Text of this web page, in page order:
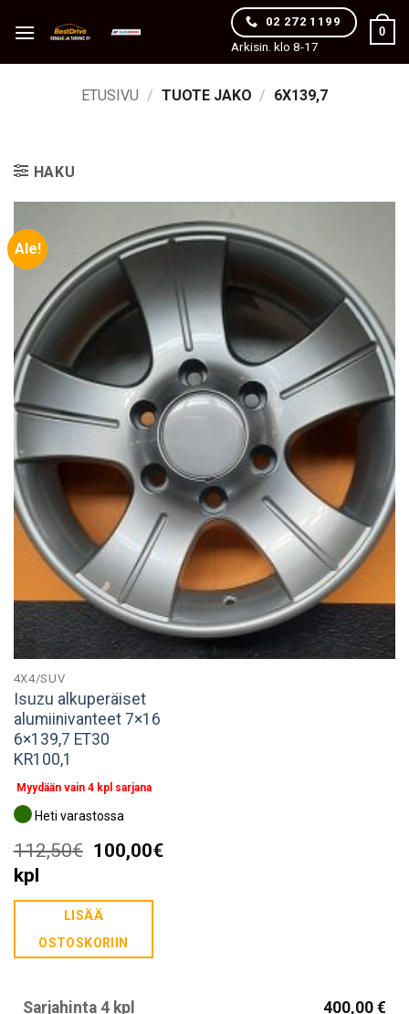
02 272 1199
Arkisin. klo 8-17
0
ETUSIVU / TUOTE JAKO / 6X139,7
HAKU
Ale!
4X4/SUV
Isuzu alkuperäiset
alumiinivanteet 7×16
6×139,7 ET30
KR100,1
Myydään vain 4 kpl sarjana
Heti varastossa
112,50€ Alkuperäinen
oli:
112,50€.
100,00€Nykyinen
kpl
LISÄÄ
OSTOSKORIIN
Sarjahinta 4 kpl 400,00 €